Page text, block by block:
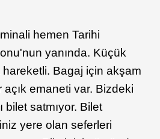
hemen Tarihi
yanında. Küçük
hareketli. Bagaj için akşam
emaneti var. Bizdeki
bilet satmıyor. Bilet
yere olan seferleri